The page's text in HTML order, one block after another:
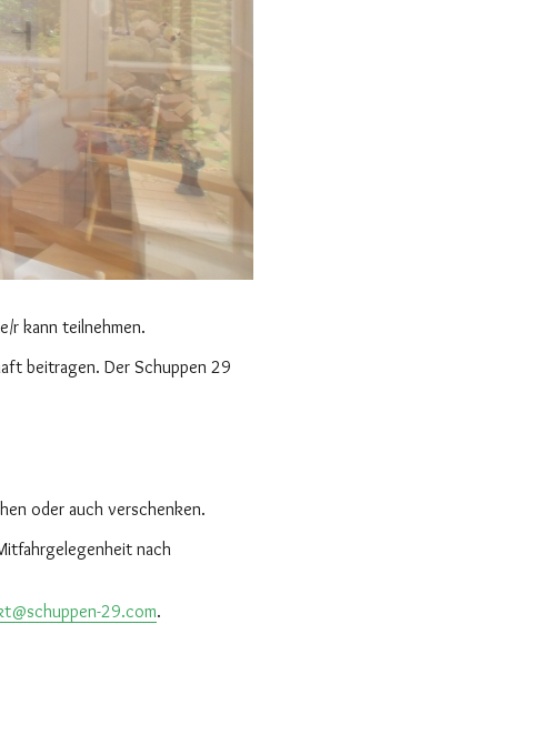
r kann teilnehmen.
beitragen. Der Schuppen 29
oder auch verschenken.
nach
29.com.